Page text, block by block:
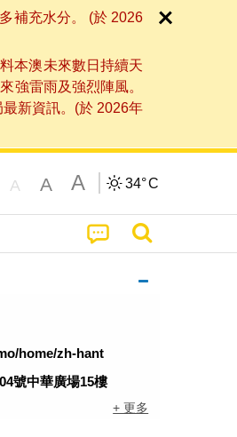
補充水分。 (於 2026
本澳未來數日持續天
強雷雨及強烈陣風。
新資訊。(於 2026年
A A A 34°C
home/zh-hant
號中華廣場15樓
+ 更多